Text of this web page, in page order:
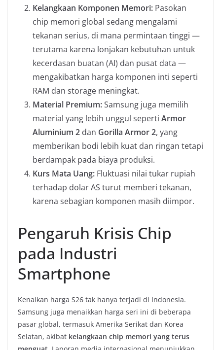
Kelangkaan Komponen Memori: Pasokan
chip memori global sedang mengalami
tekanan serius, di mana permintaan tinggi —
terutama karena lonjakan kebutuhan untuk
kecerdasan buatan (AI) dan pusat data —
mengakibatkan harga komponen inti seperti
RAM dan storage meningkat.
Material Premium:Samsung juga memilih
material yang lebih unggul seperti Armor
Aluminium 2 dan Gorilla Armor 2, yang
memberikan bodi lebih kuat dan ringan tetapi
berdampak pada biaya produksi.
Kurs Mata Uang: Fluktuasi nilai tukar rupiah
terhadap dolar AS turut memberi tekanan,
karena sebagian komponen masih diimpor.
Pengaruh Krisis Chip
pada Industri
Smartphone
Kenaikan harga S26 tak hanya terjadi di Indonesia.
Samsung juga menaikkan harga seri ini di beberapa
pasar global, termasuk Amerika Serikat dan Korea
Selatan, akibat kelangkaan chip memori yang terus